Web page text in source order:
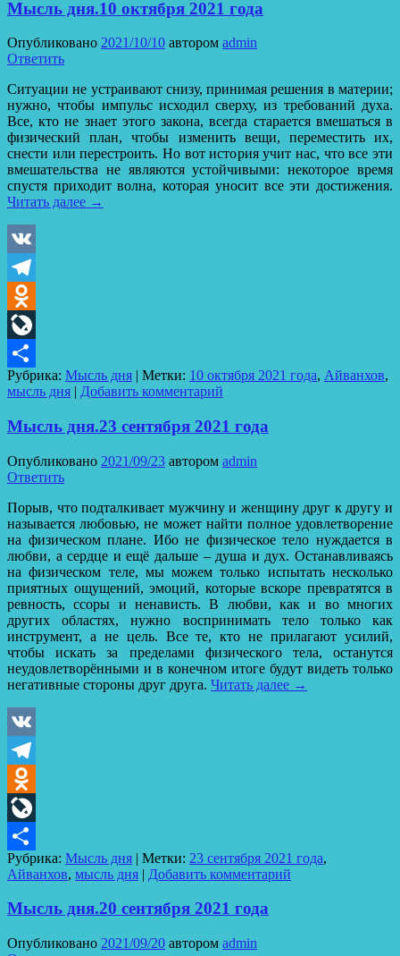
Мысль дня.10 октября 2021 года
Опубликовано 2021/10/10 автором admin
Ответить
Ситуации не устраивают снизу, принимая решения в материи;
нужно, чтобы импульс исходил сверху, из требований духа.
Все, кто не знает этого закона, всегда старается вмешаться в
физический план, чтобы изменить вещи, переместить их,
снести или перестроить. Но вот история учит нас, что все эти
вмешательства не являются устойчивыми: некоторое время
спустя приходит волна, которая уносит все эти достижения.
Читать далее →
VK
Telegram
Odnoklassniki
LiveJournal
Отправить
Рубрика: Мысль дня | Метки: 10 октября 2021 года, Айванхов,
мысль дня | Добавить комментарий
Мысль дня.23 сентября 2021 года
Опубликовано 2021/09/23 автором admin
Ответить
Порыв, что подталкивает мужчину и женщину друг к другу и
называется любовью, не может найти полное удовлетворение
на физическом плане. Ибо не физическое тело нуждается в
любви, а сердце и ещё дальше – душа и дух. Останавливаясь
на физическом теле, мы можем только испытать несколько
приятных ощущений, эмоций, которые вскоре превратятся в
ревность, ссоры и ненависть. В любви, как и во многих
других областях, нужно воспринимать тело только как
инструмент, а не цель. Все те, кто не прилагают усилий,
чтобы искать за пределами физического тела, останутся
неудовлетворёнными и в конечном итоге будут видеть только
негативные стороны друг друга. Читать далее →
VK
Telegram
Odnoklassniki
LiveJournal
Отправить
Рубрика: Мысль дня | Метки: 23 сентября 2021 года,
Айванхов, мысль дня | Добавить комментарий
Мысль дня.20 сентября 2021 года
Опубликовано 2021/09/20 автором admin